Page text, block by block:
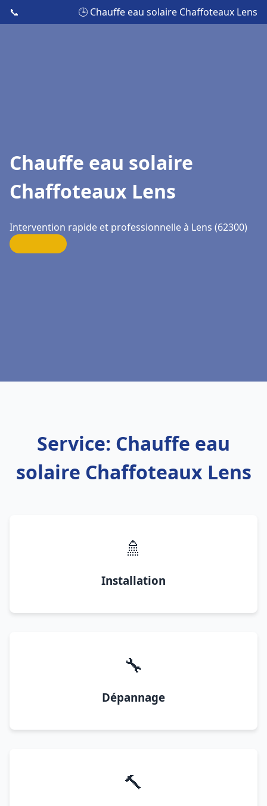
📞 🕒 Chauffe eau solaire Chaffoteaux Lens
Chauffe eau solaire
Chaffoteaux Lens
Intervention rapide et professionnelle à Lens (62300)
Service: Chauffe eau
solaire Chaffoteaux Lens
🚿
Installation
🔧
Dépannage
🔨